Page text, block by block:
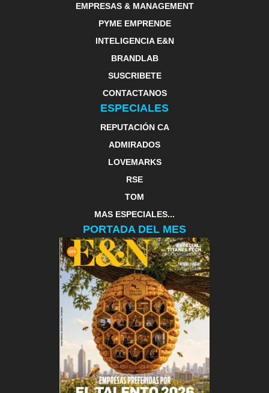
EMPRESAS & MANAGEMENT
PYME EMPRENDE
INTELIGENCIA E&N
BRANDLAB
SUSCRIBETE
CONTACTANOS
ESPECIALES
REPUTACIÓN CA
ADMIRADOS
LOVEMARKS
RSE
TOM
MAS ESPECIALES...
PORTADA DEL MES